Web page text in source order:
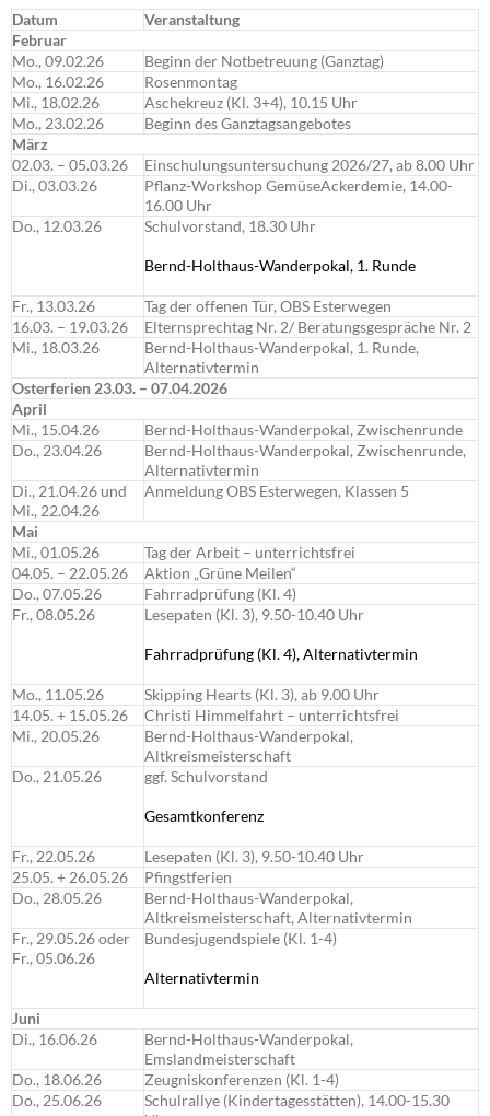
Datum
Veranstaltung
Februar
Mo., 09.02.26
Beginn der Notbetreuung (Ganztag)
Mo., 16.02.26
Rosenmontag
Mi., 18.02.26
Aschekreuz (Kl. 3+4), 10.15 Uhr
Mo., 23.02.26
Beginn des Ganztagsangebotes
März
02.03. – 05.03.26
Einschulungsuntersuchung 2026/27, ab 8.00 Uhr
Di., 03.03.26
Pflanz-Workshop GemüseAckerdemie, 14.00-
16.00 Uhr
Do., 12.03.26
Schulvorstand, 18.30 Uhr
Bernd-Holthaus-Wanderpokal, 1. Runde
Fr., 13.03.26
Tag der offenen Tür, OBS Esterwegen
16.03. – 19.03.26
Elternsprechtag Nr. 2/ Beratungsgespräche Nr. 2
Mi., 18.03.26
Bernd-Holthaus-Wanderpokal, 1. Runde,
Alternativtermin
Osterferien 23.03. – 07.04.2026
April
Mi., 15.04.26
Bernd-Holthaus-Wanderpokal, Zwischenrunde
Do., 23.04.26
Bernd-Holthaus-Wanderpokal, Zwischenrunde,
Alternativtermin
Di., 21.04.26 und
Mi., 22.04.26
Anmeldung OBS Esterwegen, Klassen 5
Mai
Mi., 01.05.26
Tag der Arbeit – unterrichtsfrei
04.05. – 22.05.26
Aktion „Grüne Meilen“
Do., 07.05.26
Fahrradprüfung (Kl. 4)
Fr., 08.05.26
Lesepaten (Kl. 3), 9.50-10.40 Uhr
Fahrradprüfung (Kl. 4), Alternativtermin
Mo., 11.05.26
Skipping Hearts (Kl. 3), ab 9.00 Uhr
14.05. + 15.05.26
Christi Himmelfahrt – unterrichtsfrei
Mi., 20.05.26
Bernd-Holthaus-Wanderpokal,
Altkreismeisterschaft
Do., 21.05.26
ggf. Schulvorstand
Gesamtkonferenz
Fr., 22.05.26
Lesepaten (Kl. 3), 9.50-10.40 Uhr
25.05. + 26.05.26
Pfingstferien
Do., 28.05.26
Bernd-Holthaus-Wanderpokal,
Altkreismeisterschaft, Alternativtermin
Fr., 29.05.26 oder
Fr., 05.06.26
Bundesjugendspiele (Kl. 1-4)
Alternativtermin
Juni
Di., 16.06.26
Bernd-Holthaus-Wanderpokal,
Emslandmeisterschaft
Do., 18.06.26
Zeugniskonferenzen (Kl. 1-4)
Do., 25.06.26
Schulrallye (Kindertagesstätten), 14.00-15.30